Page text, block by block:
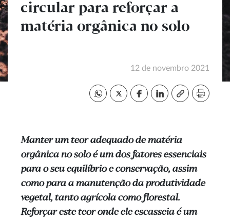
circular para reforçar a
matéria orgânica no solo
12 de novembro 2021
Manter um teor adequado de matéria
orgânica no solo é um dos fatores essenciais
para o seu equilíbrio e conservação, assim
como para a manutenção da produtividade
vegetal, tanto agrícola como florestal.
Reforçar este teor onde ele escasseia é um